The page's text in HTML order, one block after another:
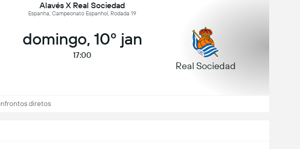
Alavés X Real Sociedad
Espanha, Campeonato Espanhol, Rodada 19
domingo, 10º jan
17:00
Real Sociedad
diretos